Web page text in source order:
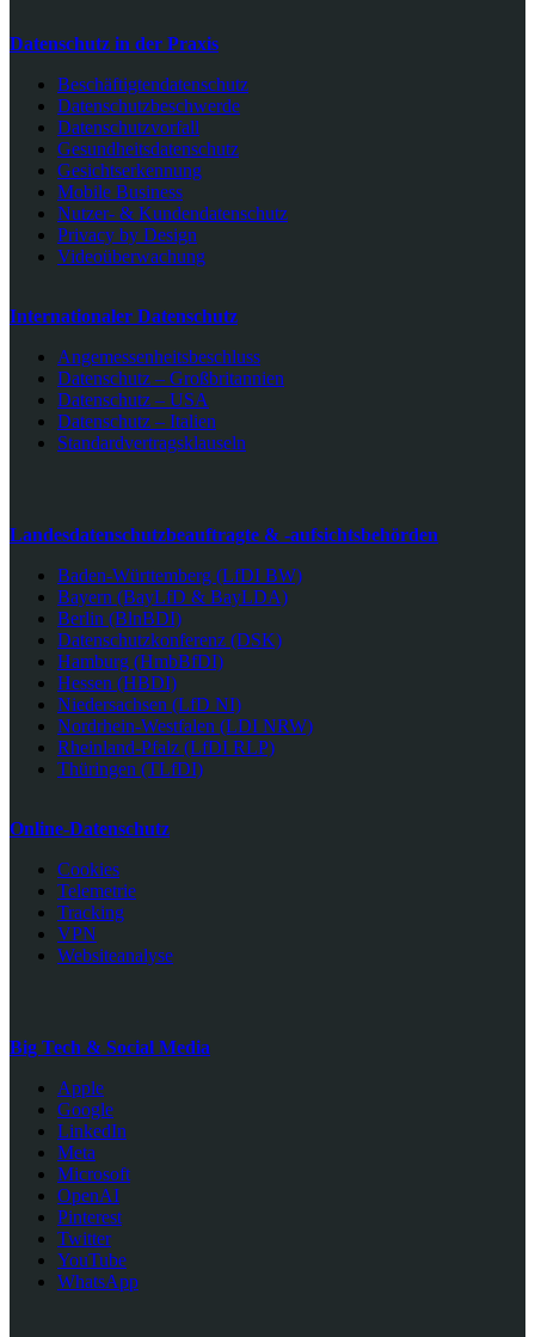
Datenschutz in der Praxis
Beschäftigtendatenschutz
Datenschutzbeschwerde
Datenschutzvorfall
Gesundheitsdatenschutz
Gesichtserkennung
Mobile Business
Nutzer- & Kundendatenschutz
Privacy by Design
Videoüberwachung
Internationaler Datenschutz
Angemessenheitsbeschluss
Datenschutz – Großbritannien
Datenschutz – USA
Datenschutz – Italien
Standardvertragsklauseln
Landesdatenschutzbeauftragte & -aufsichtsbehörden
Baden-Württemberg (LfDI BW)
Bayern (BayLfD & BayLDA)
Berlin (BlnBDI)
Datenschutzkonferenz (DSK)
Hamburg (HmbBfDI)
Hessen (HBDI)
Niedersachsen (LfD NI)
Nordrhein-Westfalen (LDI NRW)
Rheinland-Pfalz (LfDI RLP)
Thüringen (TLfDI)
Online-Datenschutz
Cookies
Telemetrie
Tracking
VPN
Websiteanalyse
Big Tech & Social Media
Apple
Google
LinkedIn
Meta
Microsoft
OpenAI
Pinterest
Twitter
YouTube
WhatsApp